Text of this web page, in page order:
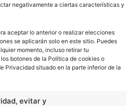
negativamente a ciertas características y
aceptar lo anterior o realizar elecciones
se aplicarán solo en este sitio. Puedes
momento, incluso retirar tu
botones de la Política de cookies o
Privacidad situado en la parte inferior de la
evitar y
usa cookies de terceros. Lea más